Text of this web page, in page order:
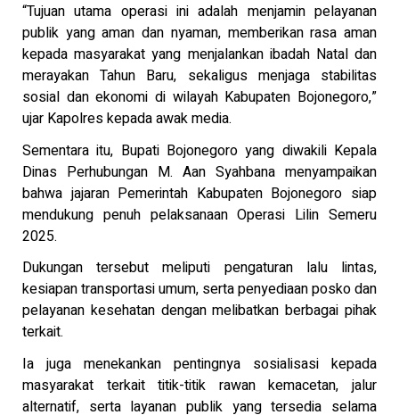
“Tujuan utama operasi ini adalah menjamin pelayanan
publik yang aman dan nyaman, memberikan rasa aman
kepada masyarakat yang menjalankan ibadah Natal dan
merayakan Tahun Baru, sekaligus menjaga stabilitas
sosial dan ekonomi di wilayah Kabupaten Bojonegoro,”
ujar Kapolres kepada awak media.
Sementara itu, Bupati Bojonegoro yang diwakili Kepala
Dinas Perhubungan M. Aan Syahbana menyampaikan
bahwa jajaran Pemerintah Kabupaten Bojonegoro siap
mendukung penuh pelaksanaan Operasi Lilin Semeru
2025.
Dukungan tersebut meliputi pengaturan lalu lintas,
kesiapan transportasi umum, serta penyediaan posko dan
pelayanan kesehatan dengan melibatkan berbagai pihak
terkait.
Ia juga menekankan pentingnya sosialisasi kepada
masyarakat terkait titik-titik rawan kemacetan, jalur
alternatif, serta layanan publik yang tersedia selama